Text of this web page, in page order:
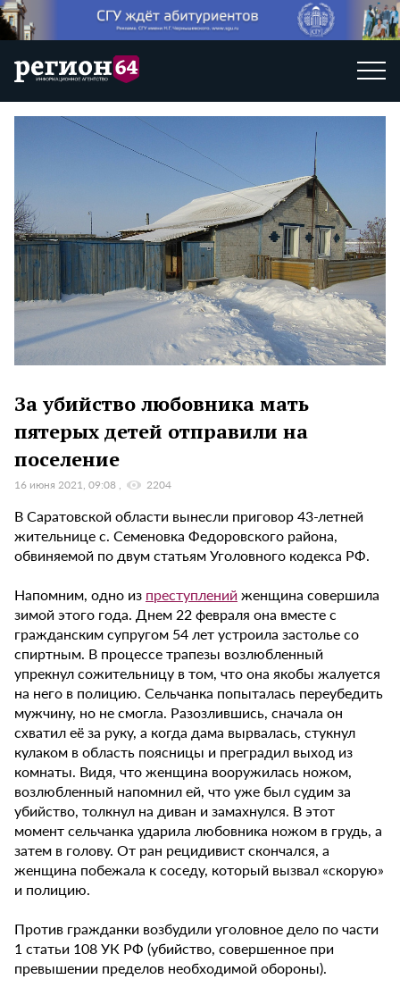
За убийство любовника мать
пятерых детей отправили на
поселение
16 июня 2021, 09:08 2204
В Саратовской области вынесли приговор 43-летней
жительнице с. Семеновка Федоровского района,
обвиняемой по двум статьям Уголовного кодекса РФ.
Напомним, одно из преступлений женщина совершила
зимой этого года. Днем 22 февраля она вместе с
гражданским супругом 54 лет устроила застолье со
спиртным. В процессе трапезы возлюбленный
упрекнул сожительницу в том, что она якобы жалуется
на него в полицию. Сельчанка попыталась переубедить
мужчину, но не смогла. Разозлившись, сначала он
схватил её за руку, а когда дама вырвалась, стукнул
кулаком в область поясницы и преградил выход из
комнаты. Видя, что женщина вооружилась ножом,
возлюбленный напомнил ей, что уже был судим за
убийство, толкнул на диван и замахнулся. В этот
момент сельчанка ударила любовника ножом в грудь, а
затем в голову. От ран рецидивист скончался, а
женщина побежала к соседу, который вызвал «скорую»
и полицию.
Против гражданки возбудили уголовное дело по части
1 статьи 108 УК РФ (убийство, совершенное при
превышении пределов необходимой обороны).